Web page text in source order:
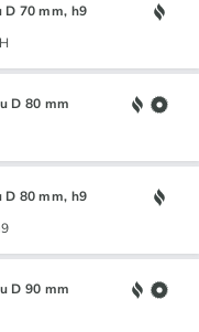
70 mm, h9
D 80 mm
80 mm, h9
D 90 mm